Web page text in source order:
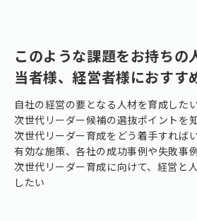
このような課題をお持ちの
当者様、経営者様におすす
自社の経営の要となる人材を育成した
次世代リーダー候補の選抜ポイントを
次世代リーダー育成をどう着手すれば
有効な施策、各社の成功事例や失敗事
次世代リーダー育成に向けて、経営と
したい